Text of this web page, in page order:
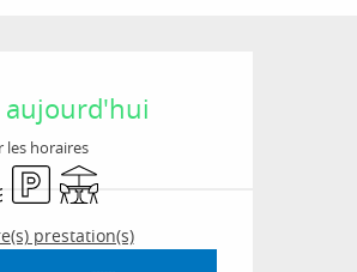
et
aujourd'hui
les horaires
ParkingTerrasse
prestation(s)